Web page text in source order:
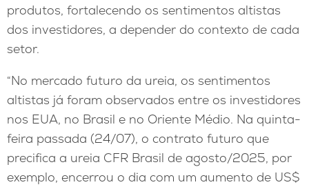
produtos, fortalecendo os sentimentos altistas
dos investidores, a depender do contexto de cada
setor.
“No mercado futuro da ureia, os sentimentos
altistas já foram observados entre os investidores
nos EUA, no Brasil e no Oriente Médio. Na quinta-
feira passada (24/07), o contrato futuro que
precifica a ureia CFR Brasil de agosto/2025, por
exemplo, encerrou o dia com um aumento de US$